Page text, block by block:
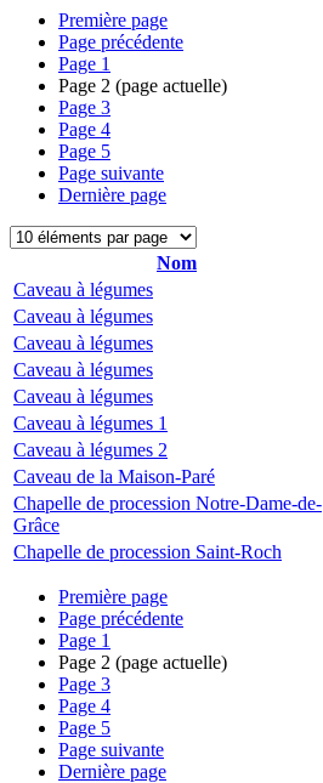
Première page
Page précédente
Page 1
Page 2 (page actuelle)
Page 3
Page 4
Page 5
Page suivante
Dernière page
Nom
Caveau à légumes
Caveau à légumes
Caveau à légumes
Caveau à légumes
Caveau à légumes
Caveau à légumes 1
Caveau à légumes 2
Caveau de la Maison-Paré
Chapelle de procession Notre-Dame-de-
Grâce
Chapelle de procession Saint-Roch
Première page
Page précédente
Page 1
Page 2 (page actuelle)
Page 3
Page 4
Page 5
Page suivante
Dernière page